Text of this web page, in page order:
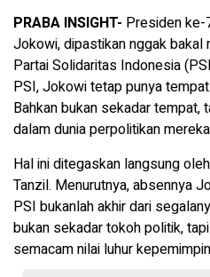
PRABA INSIGHT- Presiden ke-
Jokowi, dipastikan nggak bakal
Partai Solidaritas Indonesia
PSI, Jokowi tetap punya
Bahkan bukan sekadar tempat,
dalam dunia perpolitikan
Hal ini ditegaskan langsung
Tanzil. Menurutnya, absennya
PSI bukanlah akhir dari
bukan sekadar tokoh politik,
semacam nilai luhur